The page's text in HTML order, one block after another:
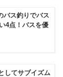
バス釣りでバス
4点！バスを優
してサブイズム